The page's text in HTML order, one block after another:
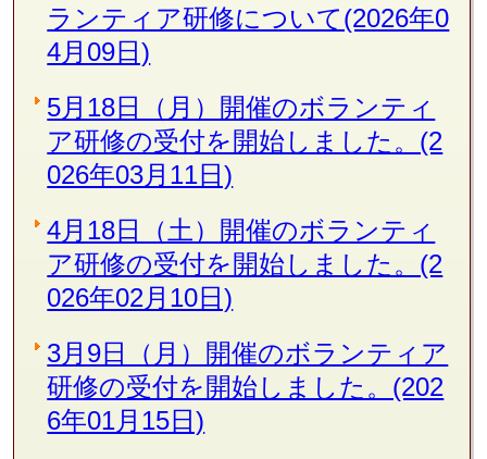
ランティア研修について(2026年0
4月09日)
5月18日（月）開催のボランティ
ア研修の受付を開始しました。(2
026年03月11日)
4月18日（土）開催のボランティ
ア研修の受付を開始しました。(2
026年02月10日)
3月9日（月）開催のボランティア
研修の受付を開始しました。(202
6年01月15日)